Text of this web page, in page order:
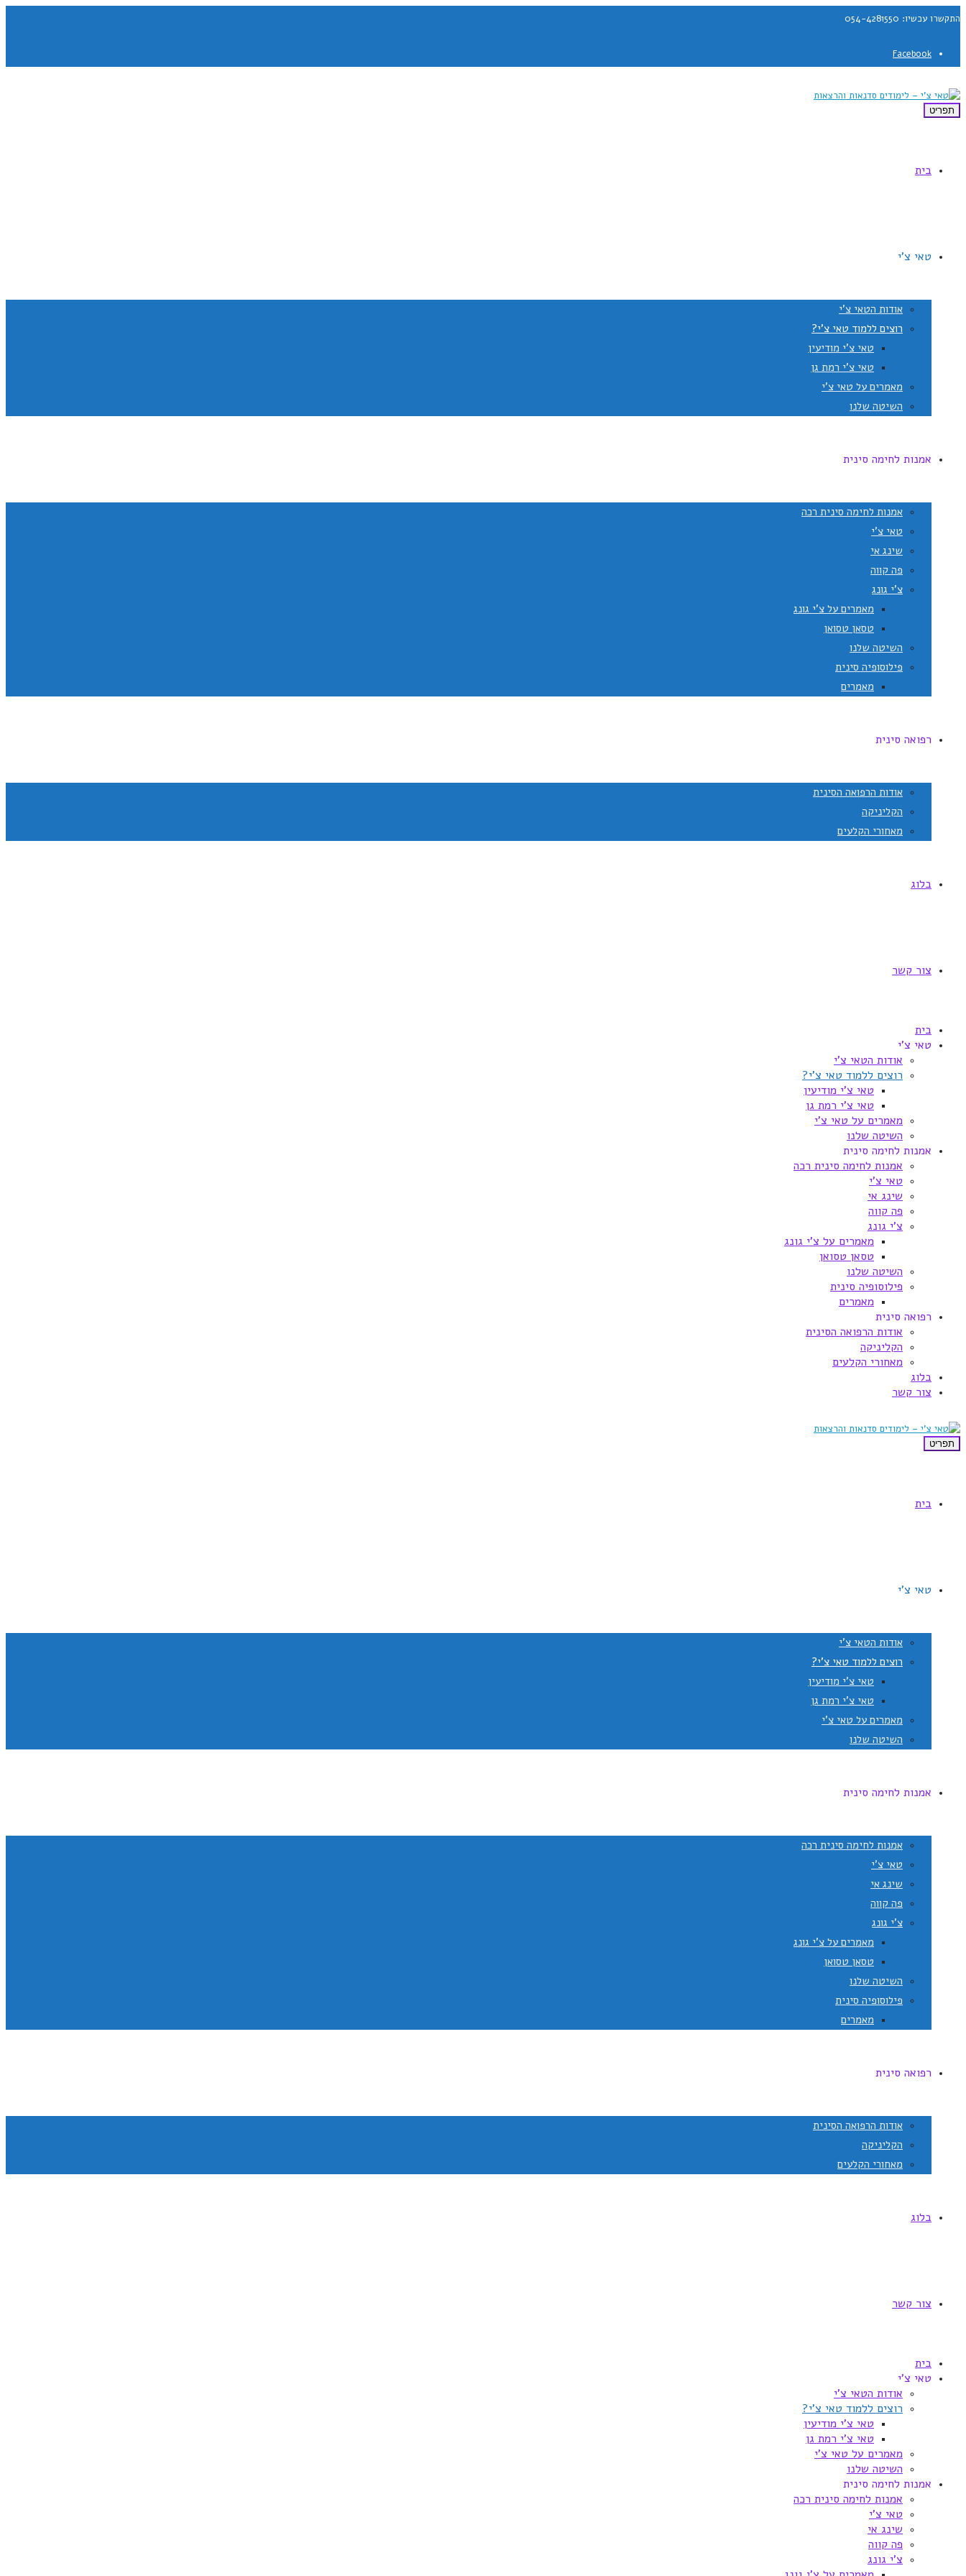
התקשרו עכשיו: 054-4281550
Facebook
תפריט
בית
טאי צ'י
אודות הטאי צ'י
רוצים ללמוד טאי צ'י?
טאי צ'י מודיעין
טאי צ'י רמת גן
מאמרים על טאי צ'י
השיטה שלנו
אמנות לחימה סינית
אמנות לחימה סינית רכה
טאי צ'י
שינג אי
פה קווה
צ'י גונג
מאמרים על צ'י גונג
טסאן טסואן
השיטה שלנו
פילוסופיה סינית
מאמרים
רפואה סינית
אודות הרפואה הסינית
הקליניקה
מאחורי הקלעים
בלוג
צור קשר
בית
טאי צ'י
אודות הטאי צ'י
רוצים ללמוד טאי צ'י?
טאי צ'י מודיעין
טאי צ'י רמת גן
מאמרים על טאי צ'י
השיטה שלנו
אמנות לחימה סינית
אמנות לחימה סינית רכה
טאי צ'י
שינג אי
פה קווה
צ'י גונג
מאמרים על צ'י גונג
טסאן טסואן
השיטה שלנו
פילוסופיה סינית
מאמרים
רפואה סינית
אודות הרפואה הסינית
הקליניקה
מאחורי הקלעים
בלוג
צור קשר
תפריט
בית
טאי צ'י
אודות הטאי צ'י
רוצים ללמוד טאי צ'י?
טאי צ'י מודיעין
טאי צ'י רמת גן
מאמרים על טאי צ'י
השיטה שלנו
אמנות לחימה סינית
אמנות לחימה סינית רכה
טאי צ'י
שינג אי
פה קווה
צ'י גונג
מאמרים על צ'י גונג
טסאן טסואן
השיטה שלנו
פילוסופיה סינית
מאמרים
רפואה סינית
אודות הרפואה הסינית
הקליניקה
מאחורי הקלעים
בלוג
צור קשר
בית
טאי צ'י
אודות הטאי צ'י
רוצים ללמוד טאי צ'י?
טאי צ'י מודיעין
טאי צ'י רמת גן
מאמרים על טאי צ'י
השיטה שלנו
אמנות לחימה סינית
אמנות לחימה סינית רכה
טאי צ'י
שינג אי
פה קווה
צ'י גונג